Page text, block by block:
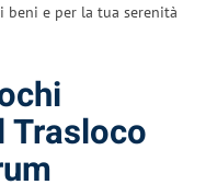
beni e per la tua serenità
Trasloco